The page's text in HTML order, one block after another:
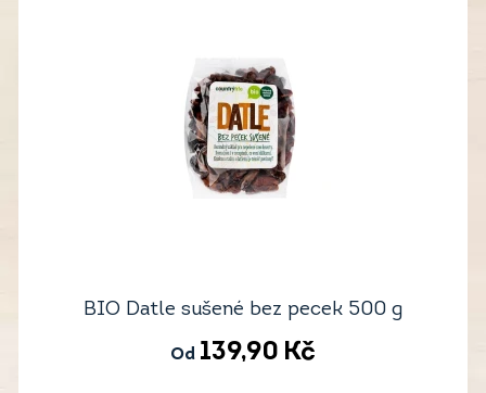
BIO Datle sušené bez pecek 500 g
Od 139,90 Kč